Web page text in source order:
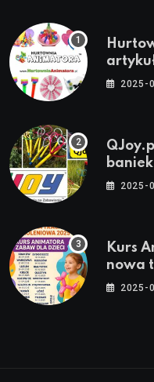
stroje
2025-
2025-
Kurs
nowa
–
2025-